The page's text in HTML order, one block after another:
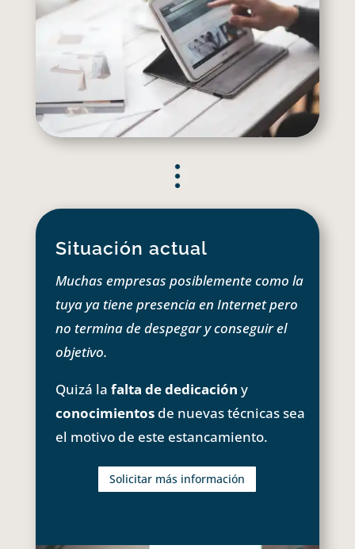
Situación actual
Muchas empresas posiblemente como la
tuya ya tiene presencia en Internet pero
no termina de despegar y conseguir el
objetivo.
Quizá la falta de dedicación y
conocimientosde nuevas técnicas sea
el motivo de este estancamiento.
Solicitar más información